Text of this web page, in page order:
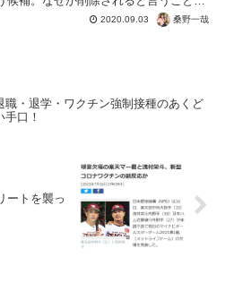
深刻な問題なのかもしれませんね。ジョ
ーバイデン #Biden? 桑野一哉
2020.09.03 桑野一哉
職・退学・ワクチン強制接種のあくど
手口！
ートを襲っ